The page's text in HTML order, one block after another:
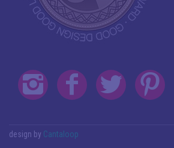
design by Cantaloop